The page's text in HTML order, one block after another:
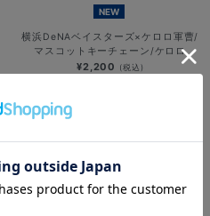
NEW
横浜DeNAベイスターズ×ケロロ軍曹/
マスコットキーチェーン/ケロロ
¥2,200 (税込)